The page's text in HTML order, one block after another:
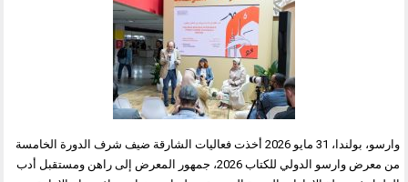
وارسو، بولندا، 31 مايو 2026 أخذت فعاليات الشارقة ضيف شرف الدورة الخامسة
من معرض وارسو الدولي للكتاب 2026، جمهور المعرض إلى راهن ومستقبل أدب